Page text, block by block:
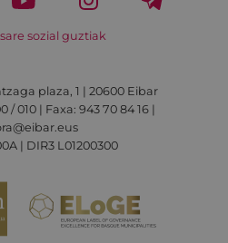
sozial guztiak
plaza, 1 | 20600 Eibar
/ 010 | Faxa: 943 70 84 16 |
| DIR3 L01200300